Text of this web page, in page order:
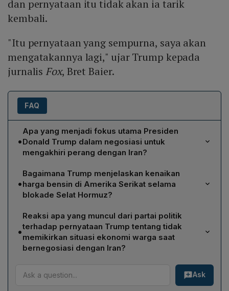
dan pernyataan itu tidak akan ia tarik
kembali.
"Itu pernyataan yang sempurna, saya akan
mengatakannya lagi," ujar Trump kepada
jurnalis Fox, Bret Baier.
FAQ
•
Apa yang menjadi fokus utama Presiden
Donald Trump dalam negosiasi untuk
mengakhiri perang dengan Iran?
Trump menegaskan bahwa satu‑satunya hal yang ia
pikirkan adalah mencegah Iran memperoleh senjata
nuklir. Ia menyatakan tidak mempertimbangkan kondisi
melainkan hanya berusaha memastikan Iran tidak dapat
mengembangkan atau menggunakan senjata nuklir.
•
Bagaimana Trump menjelaskan kenaikan
harga bensin di Amerika Serikat selama
blokade Selat Hormuz?
Trump berpendapat kenaikan harga BBM bersifat
sementara dan merupakan "rasa sakit" jangka pendek
yang dapat diterima demi tujuan menghentikan
ancaman nuklir Iran. Ia menambahkan bahwa banyak
mengirimkan minyak setelah blokade berakhir,
sehingga harga bahan bakar diprediksi kembali turun.
•
Reaksi apa yang muncul dari partai politik
terhadap pernyataan Trump tentang tidak
memikirkan situasi ekonomi warga saat
bernegosiasi dengan Iran?
Pernyataan tersebut memicu kritik luas dari Partai
Demokrat, yang menilai Trump mengabaikan
kepentingan rakyat. Sebaliknya, sejumlah politisi Partai
Ask